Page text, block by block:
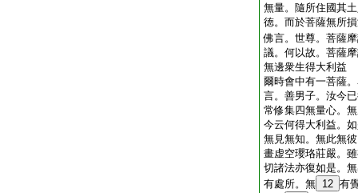
無量。隨所住國其
徳。而於菩薩無所
佛言。世尊。菩薩
議。何以故。菩薩
無邊衆生得大利益
爾時會中有一菩薩
言。善男子。汝今
常修集四無量心。
今云何得大利益。
無見無知。無此無
畫虚空瓔珞莊嚴。
切諸法亦復如是。
有處所。無 12 有